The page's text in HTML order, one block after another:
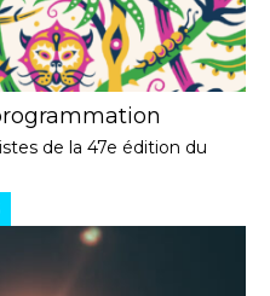
de la 47e édition du